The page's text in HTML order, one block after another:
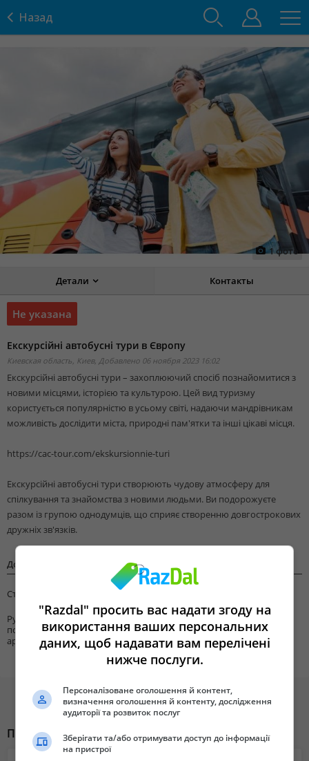
Назад
1фото
Детали Контакты
Не указана
Екскурсійні автобусні тури в Європу
Киевская область, Киев, Добавлено 06 ноября 2023 16:02
Екскурсійні автобусні тури – захоплюючий спосіб познайомитися з
новими місцями, історією та культурою. Цей вид туризму
користується популярністю в усьому світі, надаючи мандрівникам
можливість дослідити міста, природні пам'ятки та інші цікаві місця.
https://cac-tour.com/ekskursionnie-turi
Екскурсійні автобусні тури створюють чудову атмосферу для
спілкування та знайомства з новими людьми. Ви подорожуєте
разом із групою однодумців, що сприяє створенню довгострокових
дружніх зв'язків.
Дополнительная информация
Страна
Рубрика
посуточной
аренды жилья
Предложения Туроператоров
Похожие объявления
"Razdal" просить вас надати згоду на
використання ваших персональних
даних, щоб надавати вам перелічені
нижче послуги.
Персоналізоване оголошення й контент,
визначення оголошення й контенту, дослідження
аудиторії та розвиток послуг
Зберігати та/або отримувати доступ до інформації
на пристрої